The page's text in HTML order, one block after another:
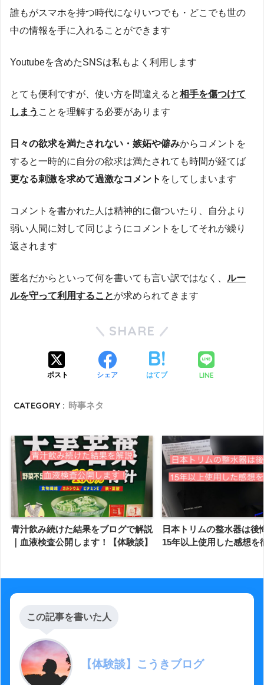
誰もがスマホを持つ時代になりいつでも・どこでも世の
中の情報を手に入れることができます
Youtubeを含めたSNSは私もよく利用します
とても便利ですが、使い方を間違えると相手を傷つけて
しまう ことを理解する必要があります
日々の欲求を満たされない・嫉妬や僻みからコメントを
すると一時的に自分の欲求は満たされても時間が経てば
更なる刺激を求めて過激なコメント をしてしまいます
コメントを書かれた人は精神的に傷ついたり、自分より
弱い人間に対して同じようにコメントをしてそれが繰り
返されます
匿名だからといって何を書いても言い訳ではなく、 ルー
ルを守って利用することが求められてきます
SHARE
ポスト シェア はてブ LINE
CATEGORY : 時事ネタ
青汁飲み続けた結果をブログで解説
｜血液検査公開します！【体験談】
日本トリムの整水器は後
15年以上使用した感想を
この記事を書いた人
【体験談】こうきブログ